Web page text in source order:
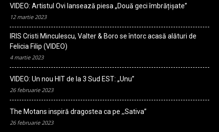
VIDEO: Artistul Ovi lansează piesa „Două geci îmbrățișate”
12 martie 2023
IRIS Cristi Minculescu, Valter & Boro se întorc acasă alături de
Felicia Filip (VIDEO)
4 martie 2023
VIDEO: Un nou HIT de la 3 Sud EST: „Unu”
26 februarie 2023
The Motans inspiră dragostea ca pe ,,Sativa”
26 februarie 2023